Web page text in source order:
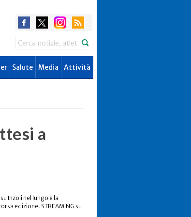
Search
Salute Media Attività
a
Inzoli nel lungo e la
edizione. STREAMING su